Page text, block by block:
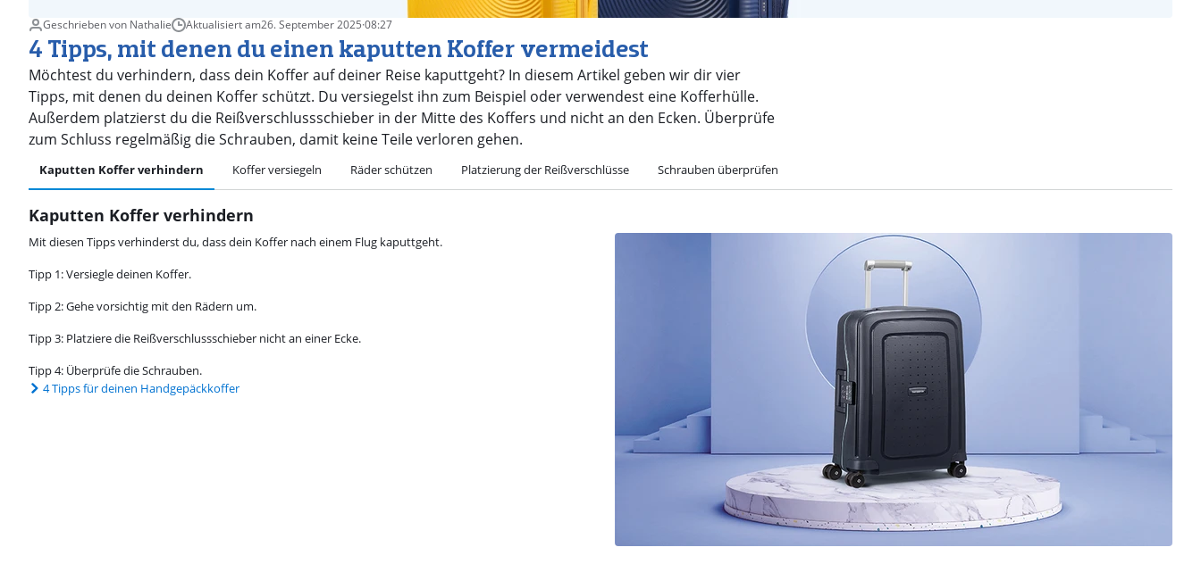
Geschrieben von Nathalie Aktualisiert am26. September 2025·08:27
4 Tipps, mit denen du einen kaputten Koffer vermeidest
Möchtest du verhindern, dass dein Koffer auf deiner Reise kaputtgeht? In diesem Artikel geben wir dir vier
Tipps, mit denen du deinen Koffer schützt. Du versiegelst ihn zum Beispiel oder verwendest eine Kofferhülle.
Außerdem platzierst du die Reißverschlussschieber in der Mitte des Koffers und nicht an den Ecken. Überprüfe
zum Schluss regelmäßig die Schrauben, damit keine Teile verloren gehen.
Kaputten Koffer verhindern Koffer versiegeln Räder schützen Platzierung der Reißverschlüsse Schrauben überprüfen
Kaputten Koffer verhindern
Mit diesen Tipps verhinderst du, dass dein Koffer nach einem Flug kaputtgeht.
Tipp 1: Versiegle deinen Koffer.
Tipp 2: Gehe vorsichtig mit den Rädern um.
Tipp 3: Platziere die Reißverschlussschieber nicht an einer Ecke.
Tipp 4: Überprüfe die Schrauben.
4 Tipps für deinen Handgepäckkoffer